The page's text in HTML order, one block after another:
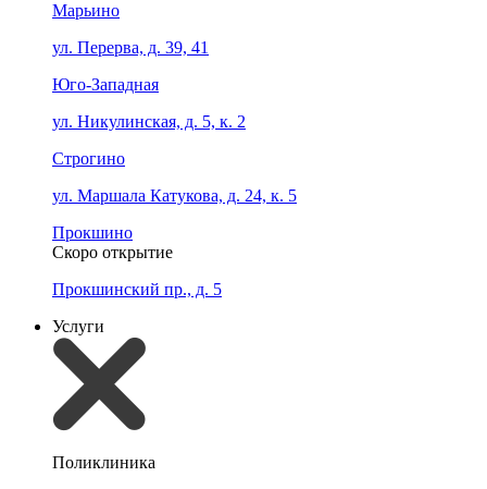
Марьино
ул. Перерва, д. 39, 41
Юго-Западная
ул. Никулинская, д. 5, к. 2
Строгино
ул. Маршала Катукова, д. 24, к. 5
Прокшино
Скоро открытие
Прокшинский пр., д. 5
Услуги
Поликлиника